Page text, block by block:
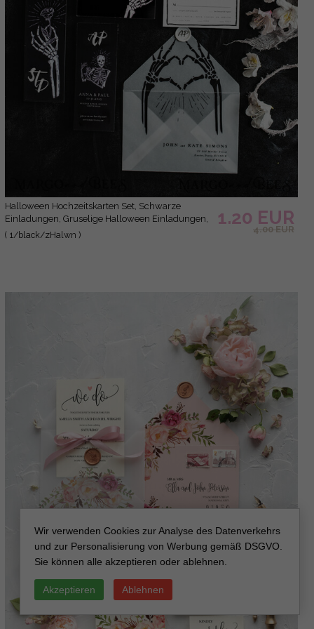
Halloween Hochzeitskarten Set, Schwarze
Einladungen, Gruselige Halloween Einladungen,
Gothic Hochzeitskarten, Skelett Hochzeitsset
( 1/black/zHalwn )
1.20 EUR
4.00 EUR
Wir verwenden Cookies zur Analyse des Datenverkehrs
und zur Personalisierung von Werbung gemäß DSGVO.
Sie können alle akzeptieren oder ablehnen.
Akzeptieren Ablehnen